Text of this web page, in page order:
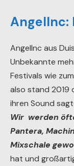
AngelInc:
AngelInc aus
Unbekannte
Festivals wie
also stand 2019
ihren Sound
Wir werden
Pantera,
Mixschale
hat und